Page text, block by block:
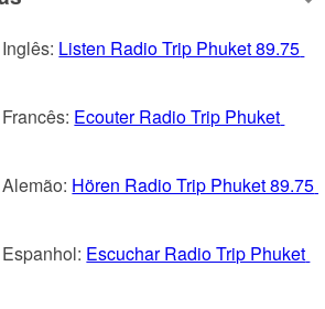
Listen Radio Trip Phuket 89.75
Ecouter Radio Trip Phuket
Hören Radio Trip Phuket 89.75
Escuchar Radio Trip Phuket